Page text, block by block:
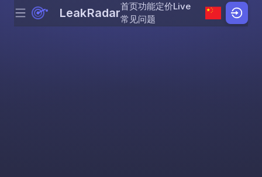
Skip to content
Menu LeakRadar首页功能定价Live
常见问题